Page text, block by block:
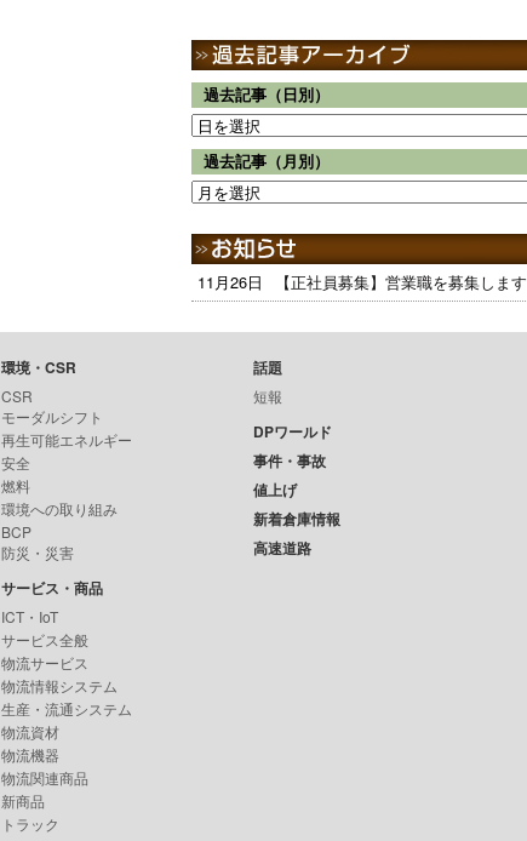
過去記事（日別）
過去記事（月別）
11月26日 【正社員募集】営業職を募集します
環境・CSR
CSR
モーダルシフト
再生可能エネルギー
安全
燃料
環境への取り組み
BCP
防災・災害
サービス・商品
ICT・IoT
サービス全般
物流サービス
物流情報システム
生産・流通システム
物流資材
物流機器
物流関連商品
新商品
トラック
話題
短報
DPワールド
事件・事故
値上げ
新着倉庫情報
高速道路